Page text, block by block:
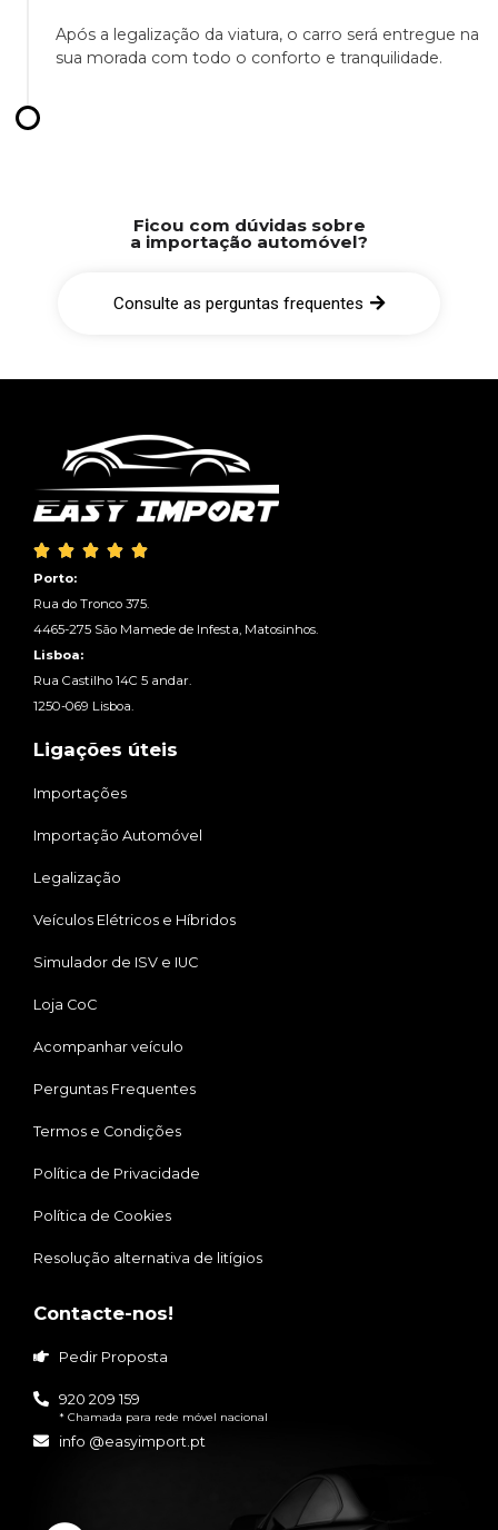
Após a legalização da viatura, o carro será entregue na
sua morada com todo o conforto e tranquilidade.
Ficou com dúvidas sobre
a importação automóvel?
Consulte as perguntas frequentes
    
Porto:
Rua do Tronco 375.
4465-275 São Mamede de Infesta, Matosinhos.
Lisboa:
Rua Castilho 14C 5 andar.
1250-069 Lisboa.
Ligações úteis
Importações
Importação Automóvel
Legalização
Veículos Elétricos e Híbridos
Simulador de ISV e IUC
Loja CoC
Acompanhar veículo
Perguntas Frequentes
Termos e Condições
Política de Privacidade
Política de Cookies
Resolução alternativa de litígios
Contacte-nos!
Pedir Proposta
920 209 159
* Chamada para rede móvel nacional
info @easyimport.pt